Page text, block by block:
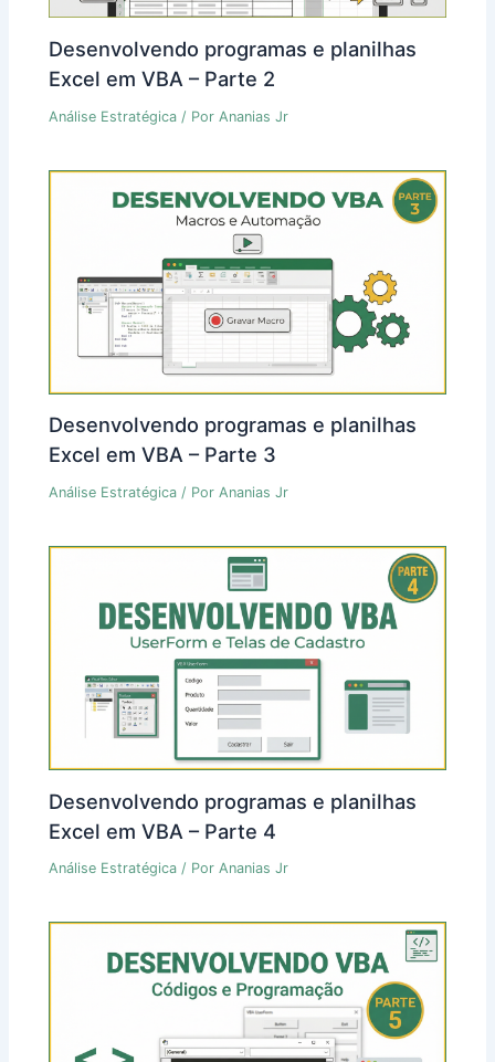
Desenvolvendo programas e planilhas
Excel em VBA – Parte 2
Análise Estratégica / PorAnanias Jr
Desenvolvendo programas e planilhas
Excel em VBA – Parte 3
Análise Estratégica / PorAnanias Jr
Desenvolvendo programas e planilhas
Excel em VBA – Parte 4
Análise Estratégica / PorAnanias Jr